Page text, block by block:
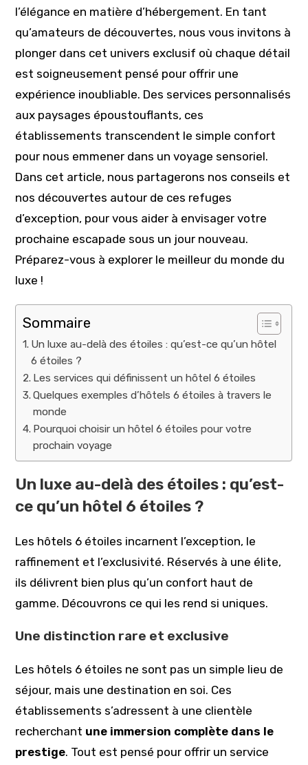
l’élégance en matière d’hébergement. En tant
qu’amateurs de découvertes, nous vous invitons à
plonger dans cet univers exclusif où chaque détail
est soigneusement pensé pour offrir une
expérience inoubliable. Des services personnalisés
aux paysages époustouflants, ces
établissements transcendent le simple confort
pour nous emmener dans un voyage sensoriel.
Dans cet article, nous partagerons nos conseils et
nos découvertes autour de ces refuges
d’exception, pour vous aider à envisager votre
prochaine escapade sous un jour nouveau.
Préparez-vous à explorer le meilleur du monde du
luxe !
Sommaire
Un luxe au-delà des étoiles : qu’est-ce qu’un hôtel
6 étoiles ?
Les services qui définissent un hôtel 6 étoiles
Quelques exemples d’hôtels 6 étoiles à travers le
monde
Pourquoi choisir un hôtel 6 étoiles pour votre
prochain voyage
Un luxe au-delà des étoiles : qu’est-
ce qu’un hôtel 6 étoiles ?
Les hôtels 6 étoiles incarnent l’exception, le
raffinement et l’exclusivité. Réservés à une élite,
ils délivrent bien plus qu’un confort haut de
gamme. Découvrons ce qui les rend si uniques.
Une distinction rare et exclusive
Les hôtels 6 étoiles ne sont pas un simple lieu de
séjour, mais une destination en soi. Ces
établissements s’adressent à une clientèle
recherchant une immersion complète dans le
prestige. Tout est pensé pour offrir un service